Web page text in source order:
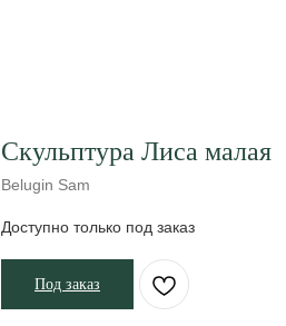
Скульптура Лиса малая
Belugin Sam
Под заказ